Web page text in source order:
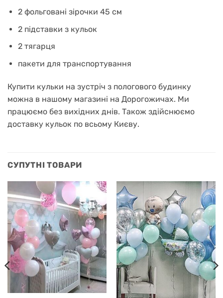
2 фольговані зірочки 45 см
2 підставки з кульок
2 тягарця
пакети для транспортування
Купити кульки на зустріч з пологового будинку
можна в нашому магазині на Дорогожичах. Ми
працюємо без вихідних днів. Також здійснюємо
доставку кульок по всьому Києву.
СУПУТНІ ТОВАРИ